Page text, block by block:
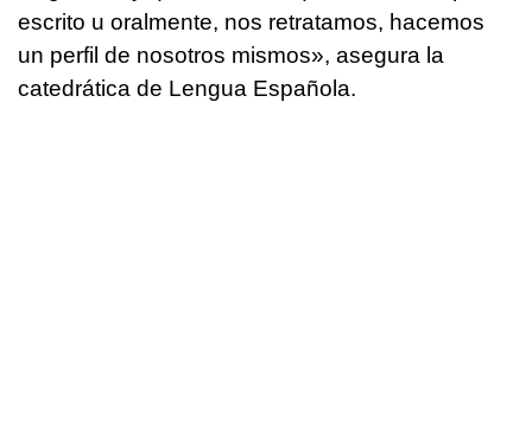
escrito u oralmente, nos retratamos, hacemos
un perfil de nosotros mismos», asegura la
catedrática de Lengua Española.